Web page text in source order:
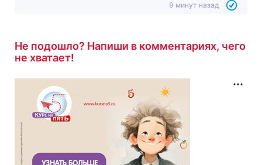
9 минут назад
Не подошло? Напиши в комментариях, чего
не хватает!